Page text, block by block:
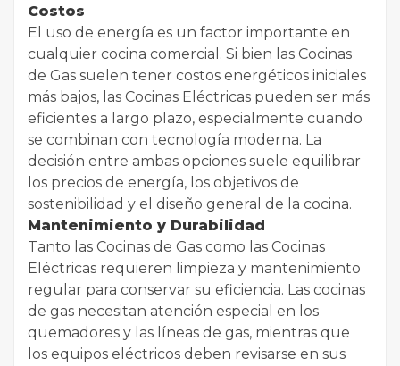
Costos
El uso de energía es un factor importante en
cualquier cocina comercial. Si bien las Cocinas
de Gas suelen tener costos energéticos iniciales
más bajos, las Cocinas Eléctricas pueden ser más
eficientes a largo plazo, especialmente cuando
se combinan con tecnología moderna. La
decisión entre ambas opciones suele equilibrar
los precios de energía, los objetivos de
sostenibilidad y el diseño general de la cocina.
Mantenimiento y Durabilidad
Tanto las Cocinas de Gas como las Cocinas
Eléctricas requieren limpieza y mantenimiento
regular para conservar su eficiencia. Las cocinas
de gas necesitan atención especial en los
quemadores y las líneas de gas, mientras que
los equipos eléctricos deben revisarse en sus